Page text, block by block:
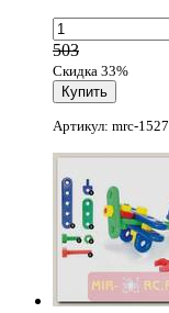
503
Скидка 33%
Артикул: mrc-